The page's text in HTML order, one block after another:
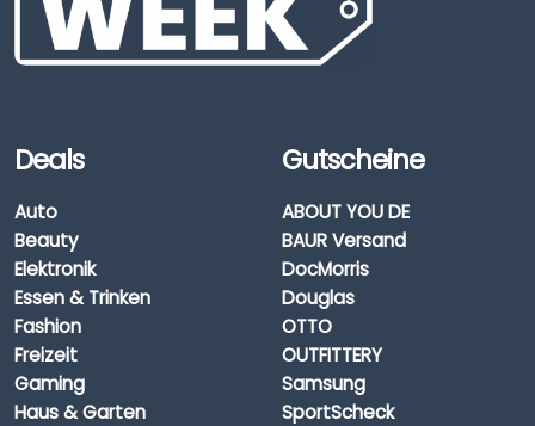
Deals
Auto
Beauty
Elektronik
Essen & Trinken
Fashion
Freizeit
Gaming
Haus & Garten
Gutscheine
ABOUT YOU DE
BAUR Versand
DocMorris
Douglas
OTTO
OUTFITTERY
Samsung
SportScheck